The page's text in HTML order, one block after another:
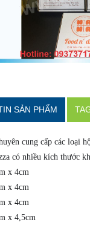
SẢN PHẨM
cung cấp các loại
có nhiều kích thước
x 4cm
x 4cm
x 4cm
x 4,5cm